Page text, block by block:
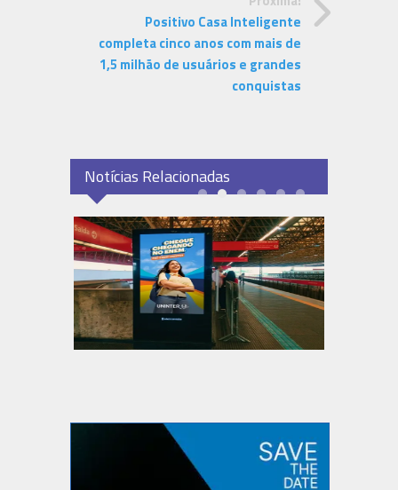
Positivo Casa Inteligente
completa cinco anos com mais de
1,5 milhão de usuários e grandes
conquistas
Notícias Relacionadas